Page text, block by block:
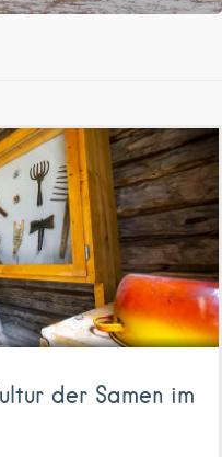
der Samen im